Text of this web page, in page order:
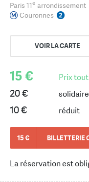
Paris 11e arrondissement
Couronnes
VOIR LA CARTE
15 € Prix
20 € solidaire
10 € réduit
15 € BILLETTERIE
La réservation est